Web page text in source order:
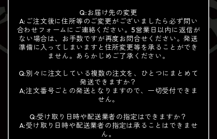
Q:お届け先の変更
A:ご注文後に住所等のご変更がございましたら必ず問い
合わせフォームにご連絡ください。5営業日以内に返信が
ない場合は、お手数ですが再度お問合せください。発送
準備に入ってしまいますと住所変更等を承ることができ
ません。あらかじめご了承ください。
Q:別々に注文している複数の注文を、ひとつにまとめて
発送できますか？
A;注文番号ごとの発送となりますので、一切受付できま
せん。
Q:受け取り日時や配送業者の指定はできますか？
A:受け取り日時や配送業者の指定は承ることはできませ
ん。